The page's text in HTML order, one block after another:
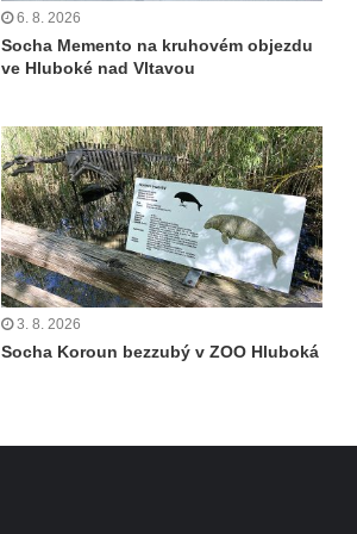
6. 8. 2026
Socha Memento na kruhovém objezdu
ve Hluboké nad Vltavou
3. 8. 2026
Socha Koroun bezzubý v ZOO Hluboká